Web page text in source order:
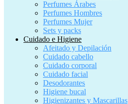
Perfumes Árabes
Perfumes Hombres
Perfumes Mujer
Sets y packs
Cuidado e Higiene
Afeitado y Depilación
Cuidado cabello
Cuidado corporal
Cuidado facial
Desodorantes
Higiene bucal
Higienizantes y Mascarillas